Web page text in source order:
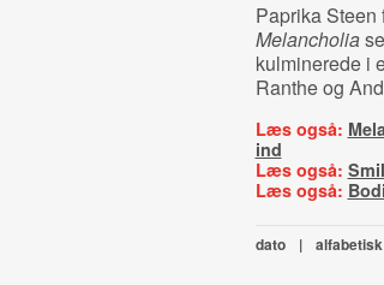
Paprika Steen
Melancholia
kulminerede i
Ranthe og
Læs også:
ind
Læs også:
Læs også:
dato | alfabetisk